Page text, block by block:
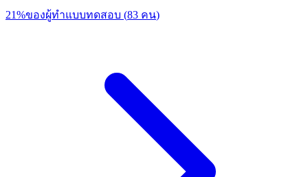
21%ของผู้ทำแบบทดสอบ (83 คน)